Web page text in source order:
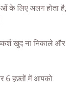
के लिए अलग होता है,
खुद ना निकाले और
6 हफ़्तों में आपको